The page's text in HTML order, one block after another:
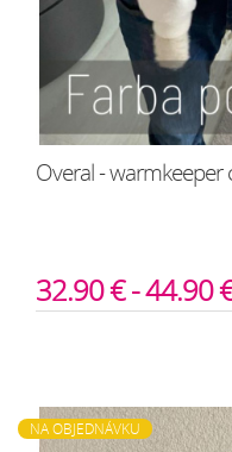
Overal - warmkeeper
32.90 € - 44.90
NA OBJEDNÁVKU